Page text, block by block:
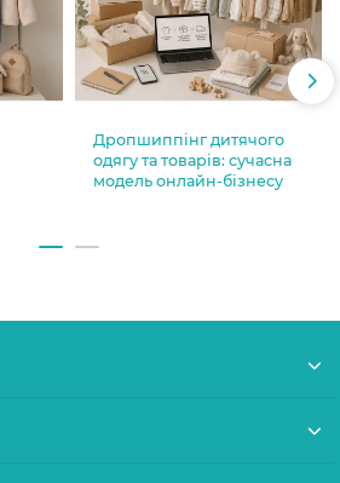
Дропшиппінг дитячого
одягу та товарів: сучасна
модель онлайн-бізнесу